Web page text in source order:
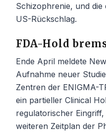
Schizophrenie, und
US-Rückschlag.
FDA-Hold
Ende April meldete
Aufnahme neuer
Zentren der ENIGMA-
ein partieller Clinical
regulatorischer
weiteren Zeitplan der